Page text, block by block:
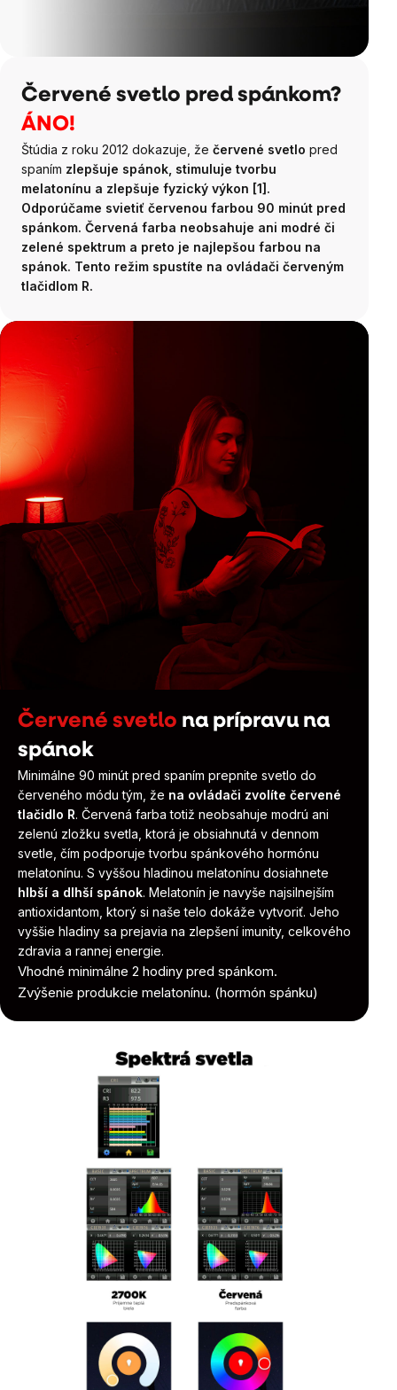
Červené svetlo pred spánkom?
ÁNO!
Štúdia z roku 2012 dokazuje, že červené svetlo pred
spaním zlepšuje spánok, stimuluje tvorbu
melatonínu a zlepšuje fyzický výkon [1].
Odporúčame svietiť červenou farbou 90 minút pred
spánkom. Červená farba neobsahuje ani modré či
zelené spektrum a preto je najlepšou farbou na
spánok. Tento režim spustíte na ovládači červeným
tlačidlom R.
Červené svetlo na prípravu na
spánok
Minimálne 90 minút pred spaním prepnite svetlo do
červeného módu tým, že na ovládači zvolíte červené
tlačidlo R. Červená farba totiž neobsahuje modrú ani
zelenú zložku svetla, ktorá je obsiahnutá v dennom
svetle, čím podporuje tvorbu spánkového hormónu
melatonínu. S vyššou hladinou melatonínu dosiahnete
hlbší a dlhší spánok. Melatonín je navyše najsilnejším
antioxidantom, ktorý si naše telo dokáže vytvoriť. Jeho
vyššie hladiny sa prejavia na zlepšení imunity, celkového
zdravia a rannej energie.
Vhodné minimálne 2 hodiny pred spánkom.
Zvýšenie produkcie melatonínu. (hormón spánku)